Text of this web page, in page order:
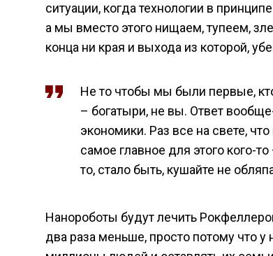
ситуации, когда технологии в
а мы вместо этого нищаем, тупеем,
конца ни края и выхода из которой,
Не то чтобы мы были первые,
– богатыри, не вы. Ответ
экономики. Раз все на свете,
самое главное для этого кого-
то, стало быть, кушайте не
Нанороботы будут лечить
два раза меньше, просто потому что у